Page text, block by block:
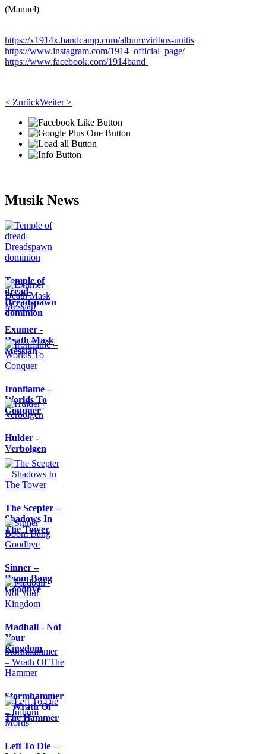
(Manuel)
https://x1914x.bandcamp.com/album/viribus-unitis
https://www.instagram.com/1914_official_page/
https://www.facebook.com/1914band
< ZurückWeiter >
Musik News
Temple of
dread-
Dreadspawn
dominion
Exumer -
Death Mask
Messiah
Ironflame –
Worlds To
Conquer
Hulder -
Verbolgen
The Scepter –
Shadows In
The Tower
Sinner –
Boom Bang
Goodbye
Madball - Not
Your
Kingdom
Stormhammer
– Wrath Of
The Hammer
Left To Die –